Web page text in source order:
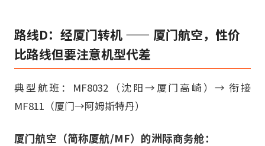
路线D：经厦门转机 —— 厦门航空，性价
比路线但要注意机型代差
典型航班：MF8032（沈阳→厦门高崎）→ 衔接
MF811（厦门→阿姆斯特丹）
厦门航空（简称厦航/MF）的洲际商务舱：